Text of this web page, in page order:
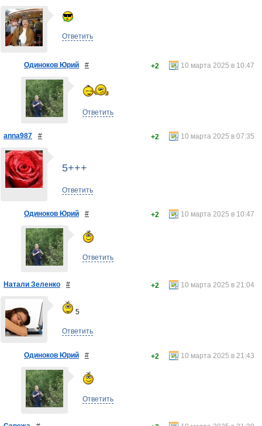
Ответить
Одиноков Юрий # 10 марта 2025 в 10:47
+2
Ответить
anna987 # 10 марта 2025 в 07:35
+2
5+++
Ответить
Одиноков Юрий # 10 марта 2025 в 10:47
+2
Ответить
Натали Зеленко # 10 марта 2025 в 21:04
+2
5
Ответить
Одиноков Юрий # 10 марта 2025 в 21:43
+2
Ответить